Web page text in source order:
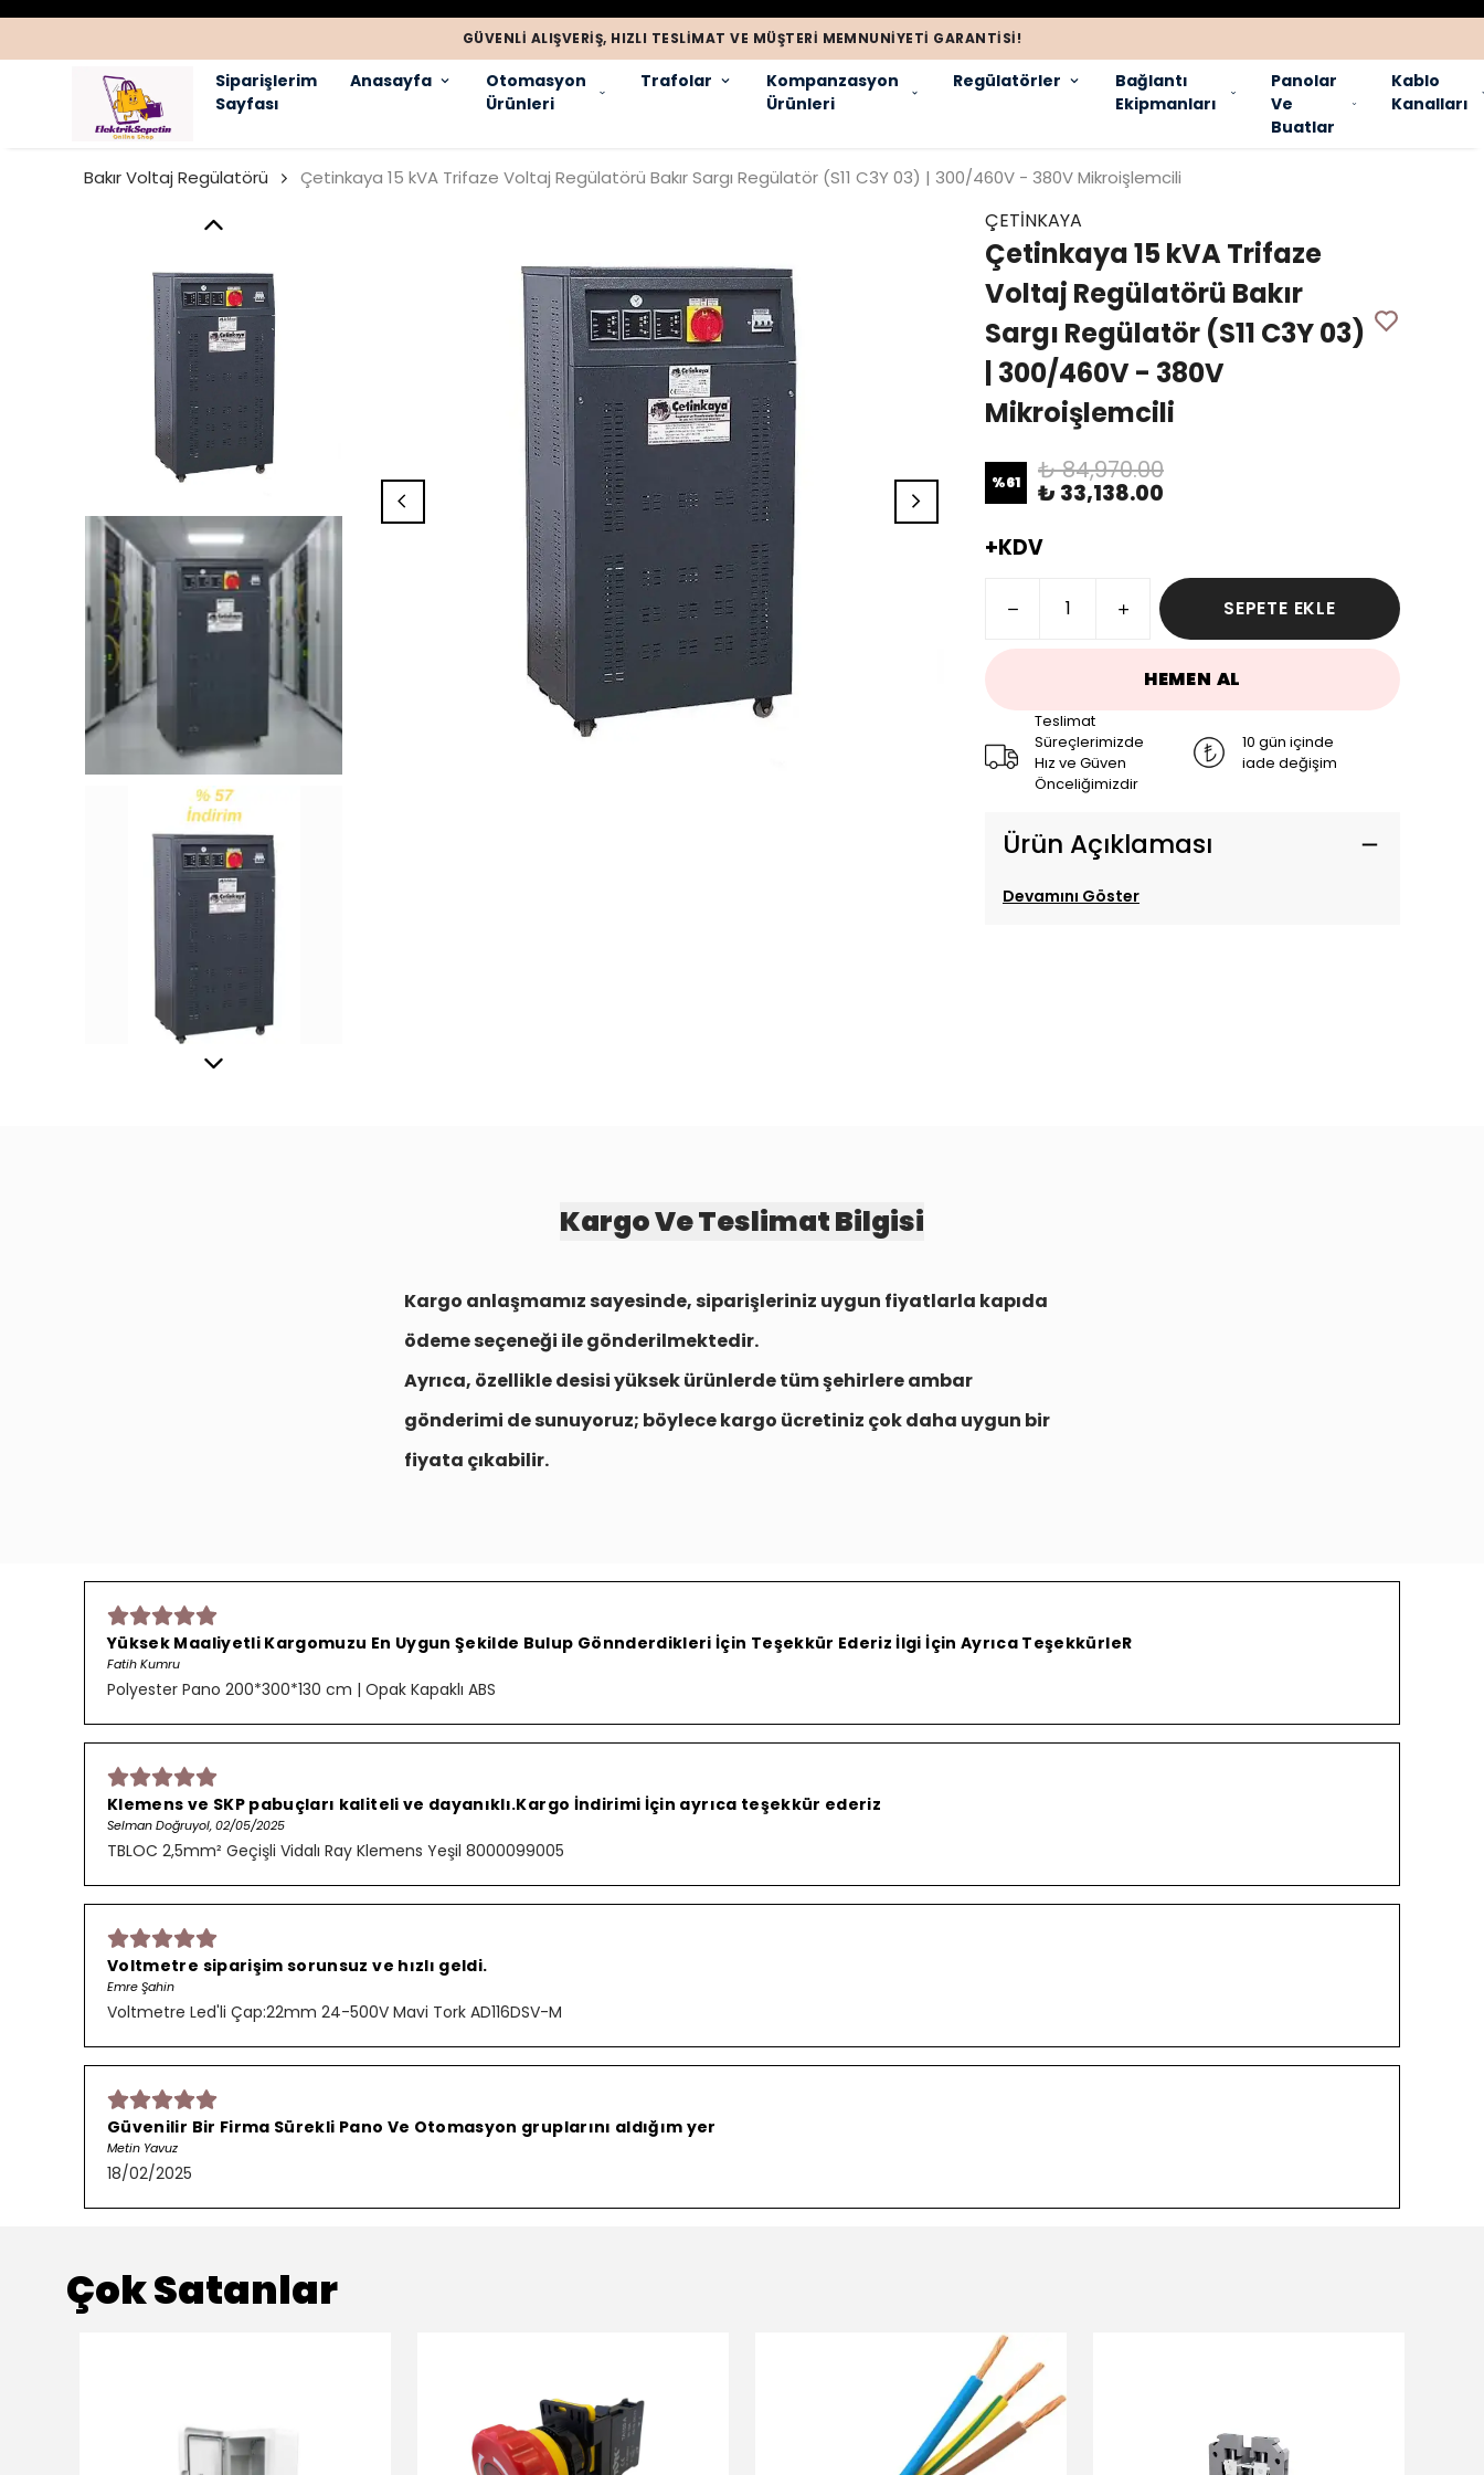
GÜVENLI ALIŞVERIŞ, HIZLI TESLIMAT VE MÜŞTERI MEMNUNIYETI GARANTISI!
Siparişlerim
Sayfası
Anasayfa
Otomasyon
Ürünleri
Trafolar
Kompanzasyon
Ürünleri
Regülatörler
Bağlantı
Ekipmanları
Panolar
Ve
Buatlar
Kablo
Kanalları
Bakır Voltaj Regülatörü Çetinkaya 15 kVA Trifaze Voltaj Regülatörü Bakır Sargı Regülatör (S11 C3Y 03) | 300/460V - 380V Mikroişlemcili
ÇETİNKAYA
Çetinkaya 15 kVA Trifaze
Voltaj Regülatörü Bakır
Sargı Regülatör (S11 C3Y 03)
| 300/460V - 380V
Mikroişlemcili
%61 ₺ 84,970.00
₺ 33,138.00
+KDV
SEPETE EKLE
HEMEN AL
Teslimat
Süreçlerimizde
Hız ve Güven
Önceliğimizdir
10 gün içinde
iade değişim
Ürün Açıklaması
Devamını Göster
Kargo Ve Teslimat Bilgisi
Kargo anlaşmamız sayesinde, siparişleriniz uygun fiyatlarla kapıda
ödeme seçeneği ile gönderilmektedir.
Ayrıca, özellikle desisi yüksek ürünlerde tüm şehirlereambar
gönderimi de sunuyoruz; böylece kargo ücretiniz çok daha uygun bir
fiyata çıkabilir.
Yüksek Maaliyetli Kargomuzu En Uygun Şekilde Bulup Gönnderdikleri İçin Teşekkür Ederiz İlgi İçin Ayrıca TeşekkürleR
Fatih Kumru
Polyester Pano 200*300*130 cm | Opak Kapaklı ABS
Klemens ve SKP pabuçları kaliteli ve dayanıklı.Kargo İndirimi İçin ayrıca teşekkür ederiz
Selman Doğruyol, 02/05/2025
TBLOC 2,5mm² Geçişli Vidalı Ray Klemens Yeşil 8000099005
Voltmetre siparişim sorunsuz ve hızlı geldi.
Emre Şahin
Voltmetre Led'li Çap:22mm 24-500V Mavi Tork AD116DSV-M
Güvenilir Bir Firma Sürekli Pano Ve Otomasyon gruplarını aldığım yer
Metin Yavuz
18/02/2025
Çok Satanlar